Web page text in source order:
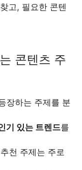
고, 필요한 콘텐
콘텐츠 주
장하는 주제를 분
기 있는 트렌드를
천 주제는 주로